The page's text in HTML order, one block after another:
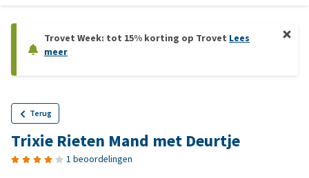
Trovet Week: tot 15% korting op Trovet Lees
meer
Terug
Trixie Rieten Mand met Deurtje
1 beoordelingen